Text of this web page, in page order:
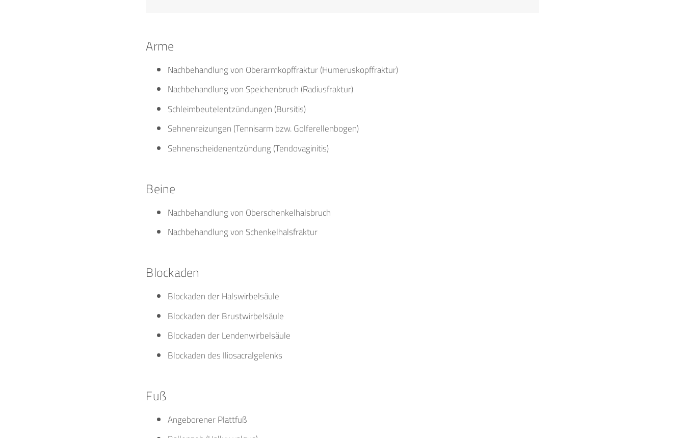
equinus)
transversoplanus)
Arme
Nachbehandlung von Oberarmkopffraktur (Humeruskopffraktur)
Nachbehandlung von Speichenbruch (Radiusfraktur)
Schleimbeutelentzündungen (Bursitis)
Sehnenreizungen (Tennisarm bzw. Golferellenbogen)
Sehnenscheidenentzündung (Tendovaginitis)
Beine
Nachbehandlung von Oberschenkelhalsbruch
Nachbehandlung von Schenkelhalsfraktur
Blockaden
Blockaden der Halswirbelsäule
Blockaden der Brustwirbelsäule
Blockaden der Lendenwirbelsäule
Blockaden des Iliosacralgelenks
Fuß
Angeborener Plattfuß